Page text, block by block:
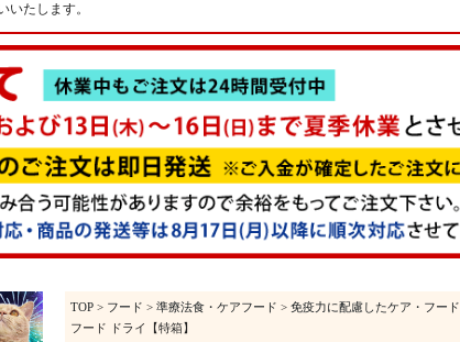
たします。
TOP > フード > 準療法食・ケアフード > 免疫力に配慮したケア・フード
フード ドライ【特箱】